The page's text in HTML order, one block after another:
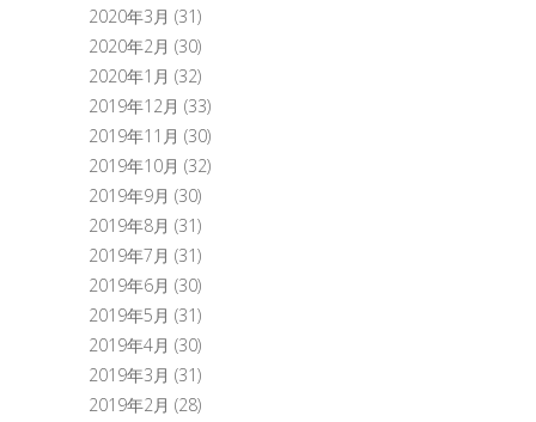
2020年3月 (31)
2020年2月 (30)
2020年1月 (32)
2019年12月 (33)
2019年11月 (30)
2019年10月 (32)
2019年9月 (30)
2019年8月 (31)
2019年7月 (31)
2019年6月 (30)
2019年5月 (31)
2019年4月 (30)
2019年3月 (31)
2019年2月 (28)